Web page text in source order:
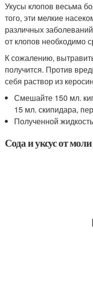
Укусы клопов весьма
того, эти мелкие
различных
от клопов необходимо
К сожалению,
получится. Против
себя раствор из
Смешайте 150 мл.
15 мл. скипидара,
Полученной
Сода и уксус от моли